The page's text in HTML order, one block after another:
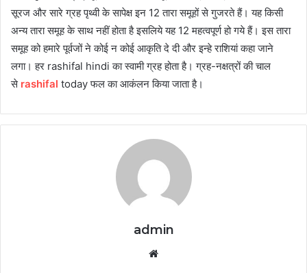
सूरज और सारे ग्रह पृथ्वी के सापेक्ष इन 12 तारा समूहों से गुजरते हैं। यह किसी
अन्य तारा समूह के साथ नहीं होता है इसलिये यह 12 महत्वपूर्ण हो गये हैं। इस तारा
समूह को हमारे पूर्वजों ने कोई न कोई आकृति दे दी और इन्हे राशियां कहा जाने
लगा। हर rashifal hindi का स्वामी ग्रह होता है। ग्रह-नक्षत्रों की चाल
से rashifal today फल का आकंलन किया जाता है।
admin